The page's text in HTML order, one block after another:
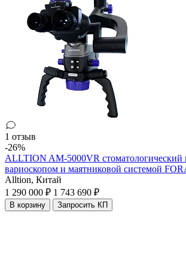
1 отзыв
-26%
ALLTION AM-5000VR стоматологический
вариоскопом и маятниковой системой
Alltion, Китай
1 290 000 ₽ 1 743 690 ₽
В корзину Запросить КП